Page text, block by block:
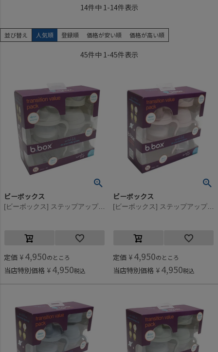
14件中 1-14件表示
並び替え 人気順 登録順 価格が安い順 価格が高い順
45件中 1-45件表示
ビーボックス
[ビーボックス] ステップアップマグパック ラテ
定価 ¥ 4,950のところ
当店特別価格 ¥ 4,950税込
ビーボックス
[ビーボックス] ステップアップマグパック ブラッシュピンク
定価 ¥ 4,950のところ
当店特別価格 ¥ 4,950税込